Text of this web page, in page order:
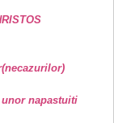
unor napastuiti